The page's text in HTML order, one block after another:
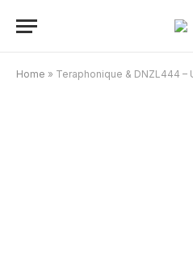
Home » Teraphonique & DNZL444 –